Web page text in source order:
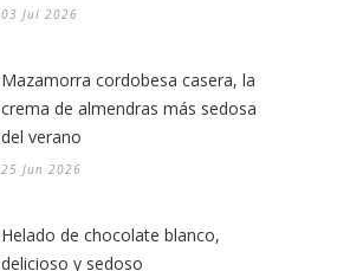
03 Jul 2026
Mazamorra cordobesa casera, la
crema de almendras más sedosa
del verano
25 Jun 2026
Helado de chocolate blanco,
delicioso y sedoso